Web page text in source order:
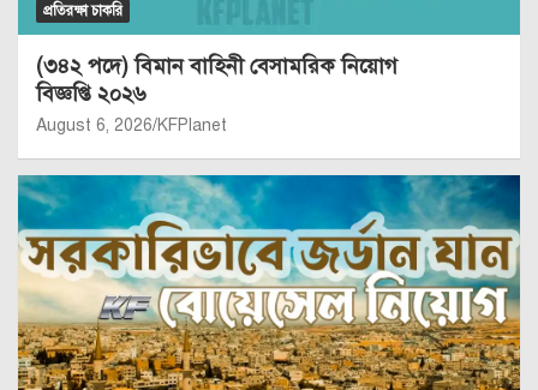
প্রতিরক্ষা চাকরি
(৩৪২ পদে) বিমান বাহিনী বেসামরিক নিয়োগ
বিজ্ঞপ্তি ২০২৬
August 6, 2026 KFPlanet